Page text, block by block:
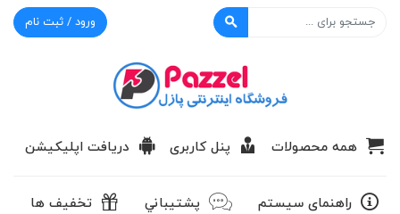
ورود / ثبت نام
همه محصولات پنل کاربری دریافت اپلیکیشن
راهنمای سیستم پشتيباني تخفیف ها